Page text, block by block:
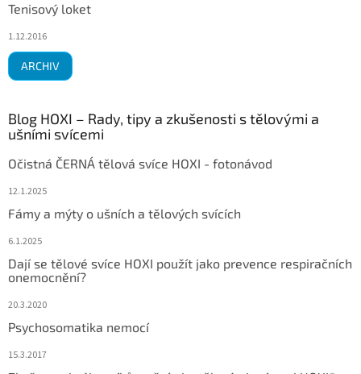
Tenisový loket
1.12.2016
ARCHIV
Blog HOXI – Rady, tipy a zkušenosti s tělovými a
ušními svícemi
Očistná ČERNÁ tělová svíce HOXI - fotonávod
12.1.2025
Fámy a mýty o ušních a tělových svících
6.1.2025
Dají se tělové svíce HOXI použít jako prevence respiračních
onemocnění?
20.3.2020
Psychosomatika nemocí
15.3.2017